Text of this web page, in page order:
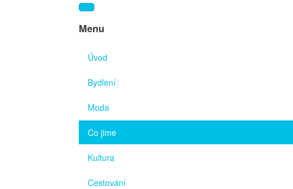
Menu
Úvod
Bydlení
Moda
Co jime
Kultura
Cestování